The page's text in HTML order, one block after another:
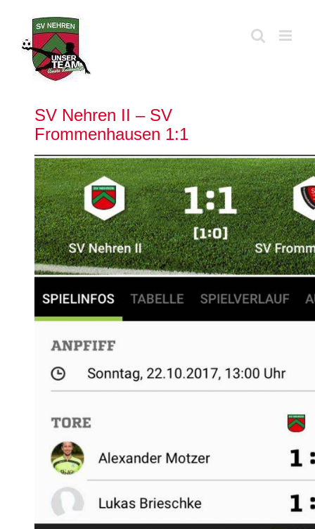
springen
SV Nehren II – SV
Frommenhausen 1:1
Zeige
grösseres
Bild